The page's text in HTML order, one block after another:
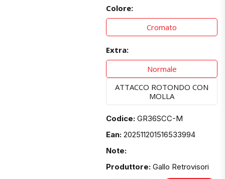
Colore:
Cromato
Extra:
Normale
ATTACCO ROTONDO CON
MOLLA
Codice: GR36SCC-M
Ean: 202511201516533994
Note:
Produttore: Gallo Retrovisori